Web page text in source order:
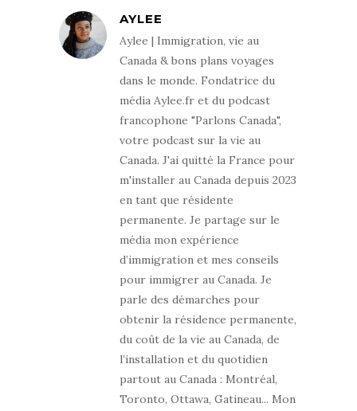
AYLEE
Aylee | Immigration, vie au
Canada & bons plans voyages
dans le monde. Fondatrice du
média Aylee.fr et du podcast
francophone "Parlons Canada",
votre podcast sur la vie au
Canada. J'ai quitté la France pour
m'installer au Canada depuis 2023
en tant que résidente
permanente. Je partage sur le
média mon expérience
d’immigration et mes conseils
pour immigrer au Canada. Je
parle des démarches pour
obtenir la résidence permanente,
du coût de la vie au Canada, de
l’installation et du quotidien
partout au Canada : Montréal,
Toronto, Ottawa, Gatineau... Mon